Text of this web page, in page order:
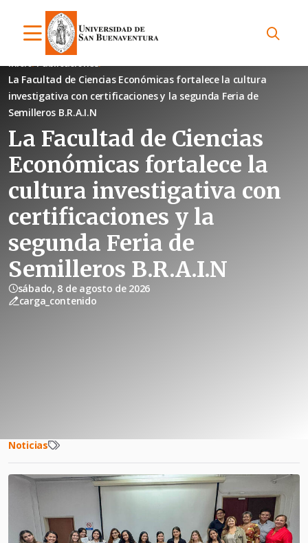
Inicio Publicaciones
La Facultad de Ciencias Económicas fortalece la cultura
investigativa con certificaciones y la segunda Feria de
Semilleros B.R.A.I.N
La Facultad de Ciencias
Económicas fortalece la
cultura investigativa con
certificaciones y la
segunda Feria de
Semilleros B.R.A.I.N
sábado, 8 de agosto de 2026
carga_contenido
Noticias